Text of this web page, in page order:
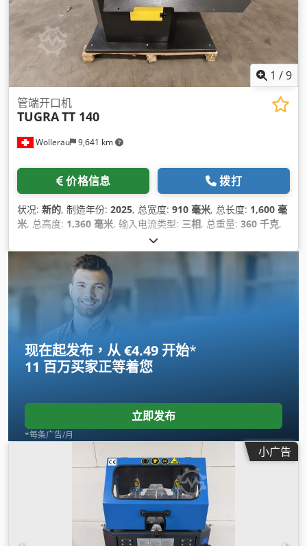
1 /9
Wollerau 9,641 km
管端开口机
TUGRATT 140
价格信息 拨打
状况: 新的, 制造年份: 2025, 总宽度: 910 毫米, 总长度: 1,600 毫
米, 总高度: 1,360 毫米, 输入电流类型: 三相, 总重量: 360 千克,
, 输入电压:
2,000 毫米, 功率:2.4 千瓦 (3.26 马力), 最大转速:2,800 转/分,
转速（最小）:1,400 转/分
现在起发布，从 €4.49 开始*
11 百万买家正等着您
立即发布
*每条广告/月
小广告